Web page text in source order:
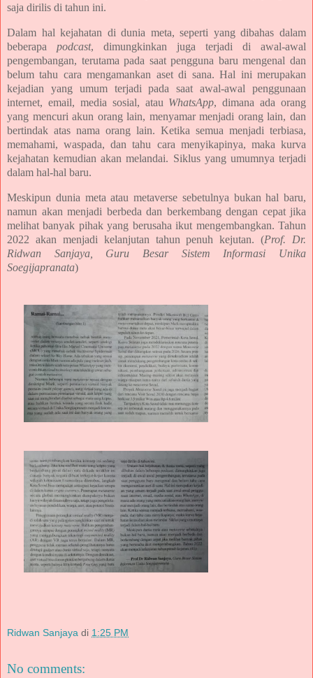
saja dirilis di tahun ini.
Dalam hal kejahatan di dunia meta, seperti yang dibahas dalam
beberapa podcast, dimungkinkan juga terjadi di awal-awal
pengembangan, terutama pada saat pengguna baru mengenal dan
belum tahu cara mengamankan aset di sana. Hal ini merupakan
kejadian yang umum terjadi pada saat awal-awal penggunaan
internet, email, media sosial, atau WhatsApp, dimana ada orang
yang mencuri akun orang lain, menyamar menjadi orang lain, dan
bertindak atas nama orang lain. Ketika semua menjadi terbiasa,
memahami, waspada, dan tahu cara menyikapinya, maka kurva
kejahatan kemudian akan melandai. Siklus yang umumnya terjadi
dalam hal-hal baru.
Meskipun dunia meta atau metaverse sebetulnya bukan hal baru,
namun akan menjadi berbeda dan berkembang dengan cepat jika
melihat banyak pihak yang berusaha ikut mengembangkan. Tahun
2022 akan menjadi kelanjutan tahun penuh kejutan. (Prof. Dr.
Ridwan Sanjaya, Guru Besar Sistem Informasi Unika
Soegijapranata)
Ridwan Sanjaya di 1:25 PM
No comments: